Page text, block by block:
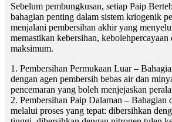
Sebelum pembungkusan, setiap Paip
bahagian penting dalam sistem kriogenik
menjalani pembersihan akhir yang
memastikan kebersihan, kebolehpercayaan
maksimum.
1. Pembersihan Permukaan Luar –
dengan agen pembersih bebas air dan
pencemaran yang boleh menjejaskan
2. Pembersihan Paip Dalaman – Bahagian
melalui proses yang tepat: dibersihkan